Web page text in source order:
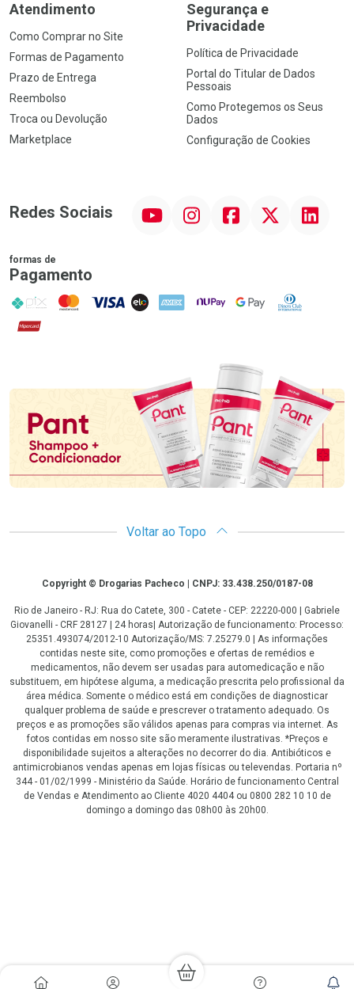
Atendimento
Como Comprar no Site
Formas de Pagamento
Prazo de Entrega
Reembolso
Troca ou Devolução
Marketplace
Segurança e
Privacidade
Política de Privacidade
Portal do Titular de Dados
Pessoais
Como Protegemos os Seus
Dados
Configuração de Cookies
Redes Sociais InstagramFacebookTwitter Linkedin
formas de
Pagamento
PIX MasterCard
VISA ELO AMEX NuPay Google PayDiners Club
Hipercard
Promoção em Destaque
Voltar ao Topo
CopyrightCopyright © Drogarias Pacheco | CNPJ: 33.438.250/0187-08
Rio de Janeiro - RJ: Rua do Catete, 300 - Catete - CEP: 22220-000 | Gabriele
Giovanelli - CRF 28127 | 24 horas| Autorização de funcionamento: Processo:
25351.493074/2012-10 Autorização/MS: 7.25279.0 | As informações
contidas neste site, como promoções e ofertas de remédios e
medicamentos, não devem ser usadas para automedicação e não
substituem, em hipótese alguma, a medicação prescrita pelo profissional da
área médica. Somente o médico está em condições de diagnosticar
qualquer problema de saúde e prescrever o tratamento adequado. Os
preços e as promoções são válidos apenas para compras via internet. As
fotos contidas em nosso site são meramente ilustrativas. *Preços e
disponibilidade sujeitos a alterações no decorrer do dia. Antibióticos e
antimicrobianos vendas apenas em lojas físicas ou televendas. Portaria nº
344 - 01/02/1999 - Ministério da Saúde. Horário de funcionamento Central
de Vendas e Atendimento ao Cliente 4020 4404 ou 0800 282 10 10 de
domingo a domingo das 08h00 às 20h00.